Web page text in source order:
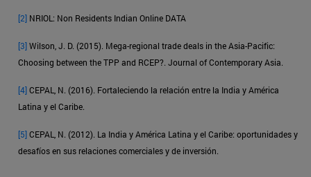
[2] NRIOL: Non Residents Indian Online DATA
[3]Wilson, J. D. (2015). Mega-regional trade deals in the Asia-Pacific:
Choosing between the TPP and RCEP?. Journal of Contemporary Asia.
[4]CEPAL, N. (2016). Fortaleciendo la relación entre la India y América
Latina y el Caribe.
[5]CEPAL, N. (2012). La India y América Latina y el Caribe: oportunidades y
desafíos en sus relaciones comerciales y de inversión.